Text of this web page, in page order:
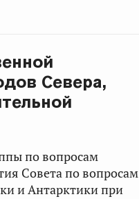
Севера,
по вопросам
Совета по вопросам
и Антарктики при